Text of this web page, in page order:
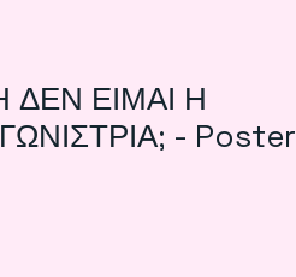
ΔΕΝ ΕΙΜΑΙ Η
- Poster